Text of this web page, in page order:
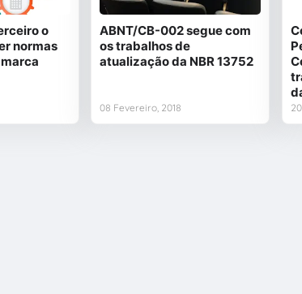
o
normas
ABNT/CB-002 segue com
os trabalhos de
atualização da NBR 13752
08 Fevereiro, 2018